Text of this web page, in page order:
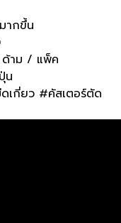
ากขึ้น
ด้าม / แพ็ค
น
กี่ยว #คัสเตอร์ตัด